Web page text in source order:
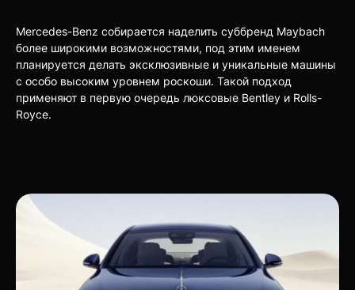
Mercedes-Benz собирается наделить суббренд Maybach
более широкими возможностями, под этим именем
планируется делать эксклюзивные и уникальные машины
с особо высоким уровнем роскоши. Такой подход
применяют в первую очередь люксовые Bentley и Rolls-
Royce.